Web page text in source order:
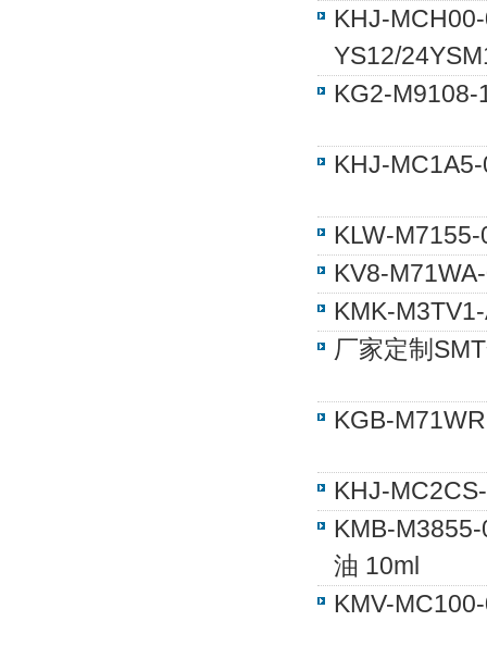
KHJ-
YS12/
KG2-M9108-
KHJ-
KLW-
KV8-
KMK-
厂家定制
KGB-
KHJ-
KMB-
油 10ml
KMV-